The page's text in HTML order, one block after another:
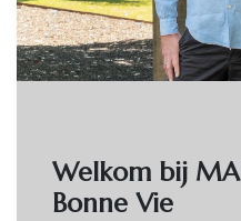
Welkom bij
Bonne Vie